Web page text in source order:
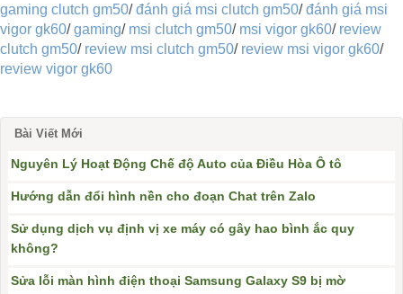
gaming clutch gm50/đánh giá msi clutch gm50/đánh giá msi
vigor gk60/gaming/ msi clutch gm50/ msi vigor gk60/ review
clutch gm50/ review msi clutch gm50/ review msi vigor gk60/
review vigor gk60
Bài Viết Mới
Nguyên Lý Hoạt Động Chế độ Auto của Điều Hòa Ô tô
Hướng dẫn đổi hình nền cho đoạn Chat trên Zalo
Sử dụng dịch vụ định vị xe máy có gây hao bình ắc quy
không?
Sửa lỗi màn hình điện thoại Samsung Galaxy S9 bị mờ